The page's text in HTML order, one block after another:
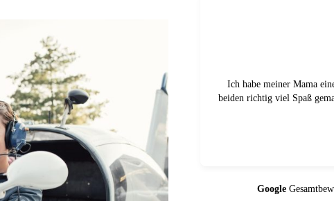
Magdeburg geschenkt. Der Tag hat uns
nochmal, vor allem an das nette Team
We used this company for
Germany. even though we
Google